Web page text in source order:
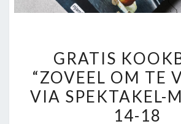
“ZOVEEL
OM
TE
GRATIS
“ZOVEEL OM TE
VIA SPEKTAKEL-
14-18